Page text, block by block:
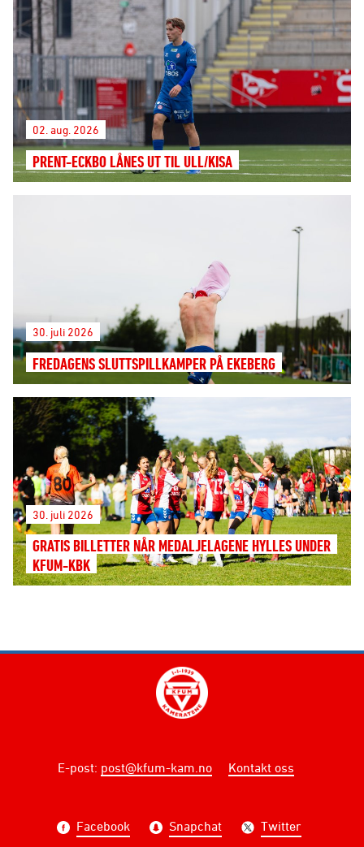
02. aug. 2026
PRENT-ECKBO LÅNES UT TIL ULL/KISA
30. juli 2026
FREDAGENS SLUTTSPILLKAMPER PÅ EKEBERG
30. juli 2026
GRATIS BILLETTER NÅR MEDALJELAGENE HYLLES UNDER
KFUM-KBK
E-post: post@kfum-kam.no Kontakt oss
Facebook Snapchat Twitter